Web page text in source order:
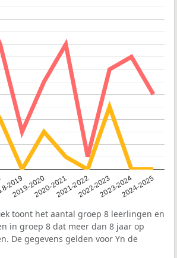
2019
2019-20202020-20212021-20222022-20232023-20242024-2025
toont het aantal groep 8 leerlingen en
in groep 8 dat meer dan 8 jaar op
De gegevens gelden voor Yn de